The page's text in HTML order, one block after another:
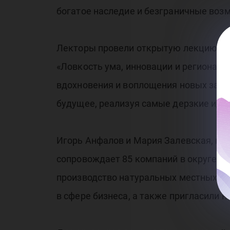
богатое наследие и безграничные
Лекторы провели открытую лекцию
«Ловкость ума, инновации и
вдохновения и воплощения новых
будущее, реализуя самые дерзкие
Игорь Анфалов и Мария Залевская, в
сопровождает 85 компаний в округе.
производство натуральных местных
в сфере бизнеса, а также пригласили